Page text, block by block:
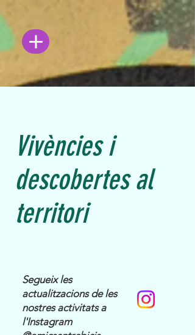
Vivències i
descobertes al
territori
Segueix les
actualitzacions de les
nostres activitats a
l'Instagram